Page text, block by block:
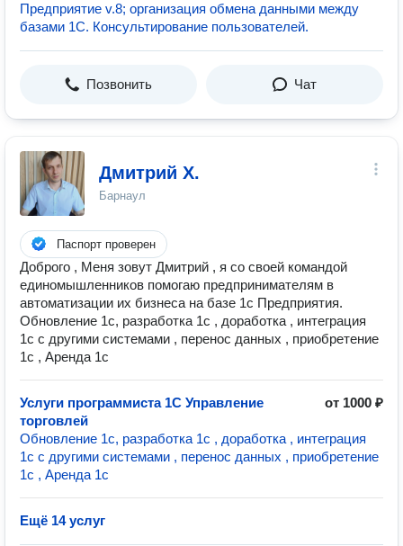
Предприятие v.8; организация обмена данными между
базами 1С. Консультирование пользователей.
Позвонить Чат
Дмитрий Х.
Барнаул
Паспорт проверен
Доброго , Меня зовут Дмитрий , я со своей командой
единомышленников помогаю предпринимателям в
автоматизации их бизнеса на базе 1с Предприятия.
Обновление 1с, разработка 1с , доработка , интеграция
1с с другими системами , перенос данных , приобретение
1с , Аренда 1с
Услуги программиста 1С Управление
торговлей
от 1000 ₽
Обновление 1с, разработка 1с , доработка , интеграция
1с с другими системами , перенос данных , приобретение
1с , Аренда 1с
Ещё 14 услуг